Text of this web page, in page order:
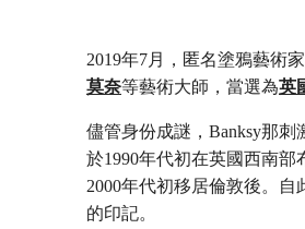
2019年7月，匿名塗鴉藝術家
莫奈等藝術大師，當選為英
儘管身份成謎，Banksy那刺
於1990年代初在英國西南
2000年代初移居倫敦後。
的印記。